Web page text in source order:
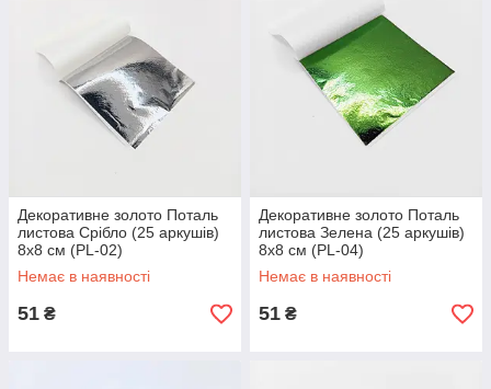
Декоративне золото Поталь
листова Срібло (25 аркушів)
8х8 см (PL-02)
Немає в наявності
51 ₴
Декоративне золото Поталь
листова Зелена (25 аркушів)
8х8 см (PL-04)
Немає в наявності
51 ₴